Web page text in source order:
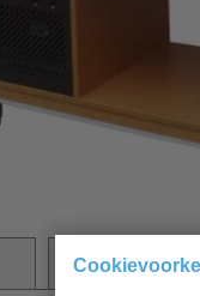
Bijlages